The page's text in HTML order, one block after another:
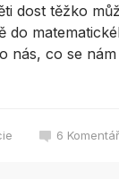
dost těžko
do
nás, co se
6